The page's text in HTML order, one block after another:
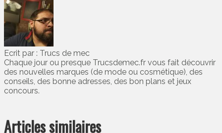
Ecrit par : Trucs de mec
Chaque jour ou presque Trucsdemec.fr vous fait découvrir
des nouvelles marques (de mode ou cosmétique), des
conseils, des bonne adresses, des bon plans et jeux
concours.
Articles similaires